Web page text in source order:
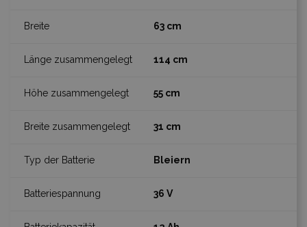
63 cm
114 cm
55 cm
31 cm
Bleiern
36 V